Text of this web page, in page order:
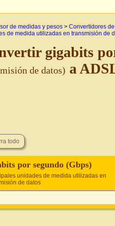
de medidas y pesos > Convertidores
de medida utilizadas en transmisión de
gigabits
de datos) a
por segundo (Gbps)
unidades de medida utilizadas en
de datos